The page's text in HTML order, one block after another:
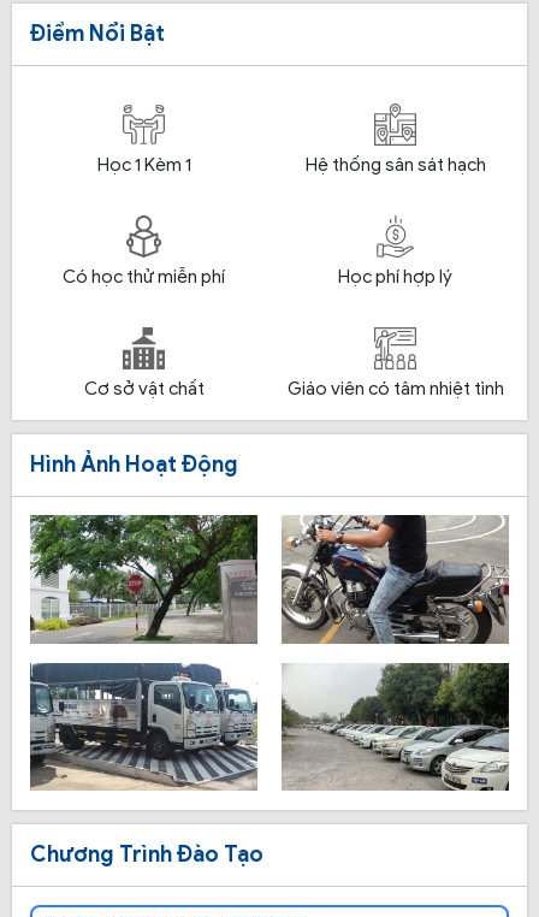
Điểm Nổi Bật
Học 1 Kèm 1 Hệ thống sân sát hạch
Có học thử miễn phí Học phí hợp lý
Cơ sở vật chất Giáo viên có tâm nhiệt tình
Hình Ảnh Hoạt Động
Chương Trình Đào Tạo